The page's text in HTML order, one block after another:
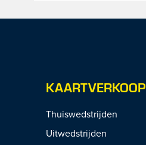
KAARTVERKOOP
Thuiswedstrijden
Uitwedstrijden